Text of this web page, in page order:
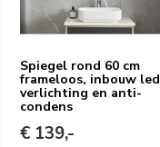
Spiegel rond 60 cm
frameloos, inbouw led
verlichting en anti-
condens
€ 139,-